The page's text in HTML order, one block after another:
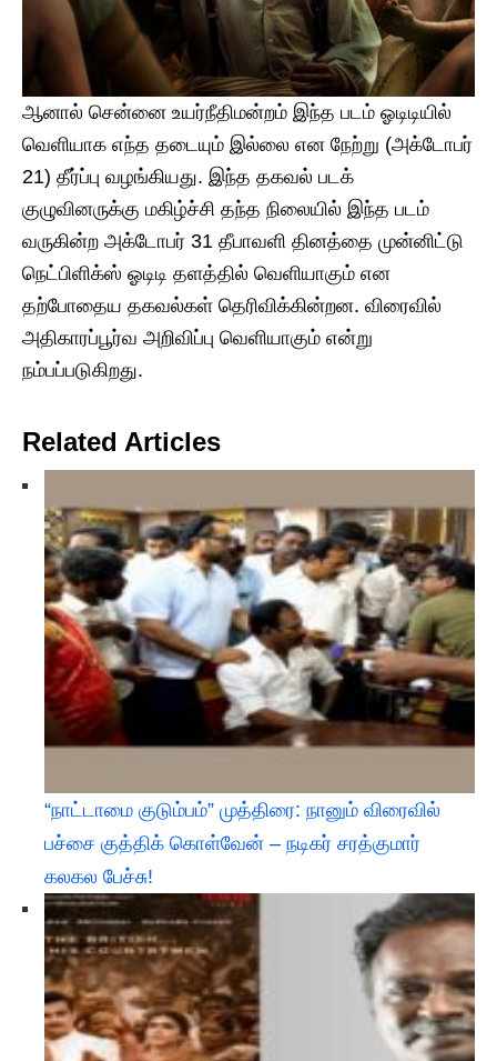
ஆனால் சென்னை உயர்நீதிமன்றம் இந்த படம் ஓடிடியில்
வெளியாக எந்த தடையும் இல்லை என நேற்று (அக்டோபர்
21) தீர்ப்பு வழங்கியது. இந்த தகவல் படக்
குழுவினருக்கு மகிழ்ச்சி தந்த நிலையில் இந்த படம்
வருகின்ற அக்டோபர் 31 தீபாவளி தினத்தை முன்னிட்டு
நெட்பிளிக்ஸ் ஓடிடி தளத்தில் வெளியாகும் என
தற்போதைய தகவல்கள் தெரிவிக்கின்றன. விரைவில்
அதிகாரப்பூர்வ அறிவிப்பு வெளியாகும் என்று
நம்பப்படுகிறது.
Related Articles
“நாட்டாமை குடும்பம்” முத்திரை: நானும் விரைவில்
பச்சை குத்திக் கொள்வேன் – நடிகர் சரத்குமார்
கலகல பேச்சு!